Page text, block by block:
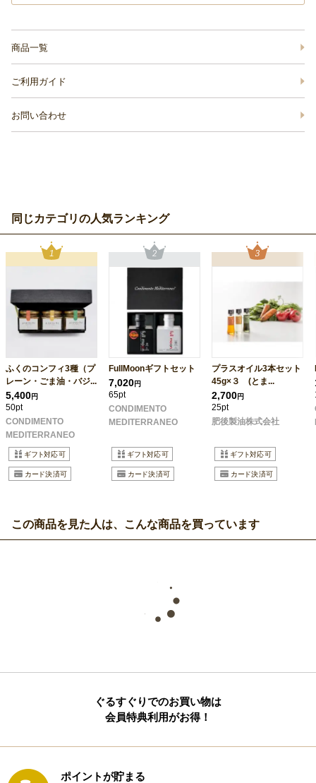
商品一覧
ご利用ガイド
お問い合わせ
同じカテゴリの人気ランキング
ふくのコンフィ3種（プ
レーン・ごま油・バジ...
5,400円
50pt
CONDIMENTO
MEDITERRANEO
FullMoonギフトセット
7,020円
65pt
CONDIMENTO
MEDITERRANEO
プラスオイル3本セット
45g×３ (とま...
2,700円
25pt
肥後製油株式会社
この商品を見た人は、こんな商品を買っています
ぐるすぐりでのお買い物は
会員特典利用がお得！
ポイントが貯まる